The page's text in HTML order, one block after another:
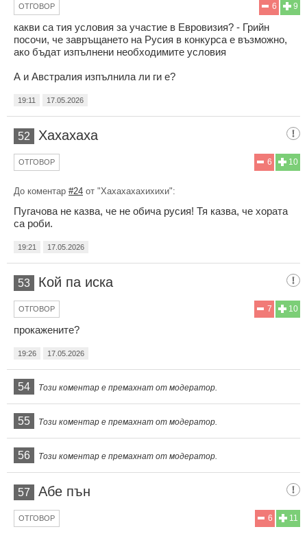
9
6
ОТГОВОР
какви са тия условия за участие в Евровизия? - Грийн
посочи, че завръщането на Русия в конкурса е възможно,
ако бъдат изпълнени необходимите условия
А и Австралия изпълнила ли ги е?
19:11 17.05.2026
52 Хахахаха
10
6
ОТГОВОР
До коментар #24 от "Хахахахахихихи":
Пугачова не казва, че не обича русия! Тя казва, че хората
са роби.
19:21 17.05.2026
53 Кой па иска
10
7
ОТГОВОР
прокажените?
19:26 17.05.2026
54 Този коментар е премахнат от модератор.
55 Този коментар е премахнат от модератор.
56 Този коментар е премахнат от модератор.
57 Абе пън
11
6
ОТГОВОР